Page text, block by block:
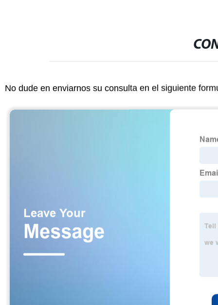
No dude en enviarnos su consulta en el siguiente